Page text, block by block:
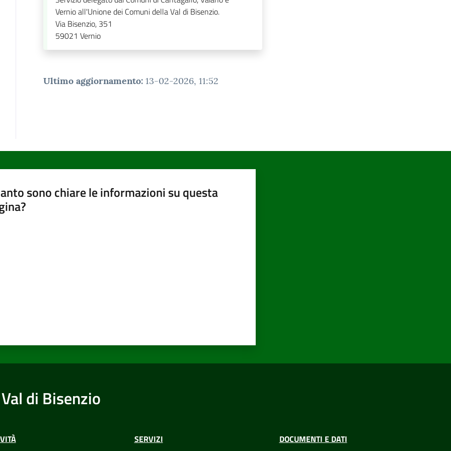
Vernio all'Unione dei Comuni della Val di Bisenzio.
Via Bisenzio, 351
59021 Vernio
Ultimo aggiornamento: 13-02-2026, 11:52
sono chiare le informazioni su questa
di Bisenzio
SERVIZI DOCUMENTI E DATI